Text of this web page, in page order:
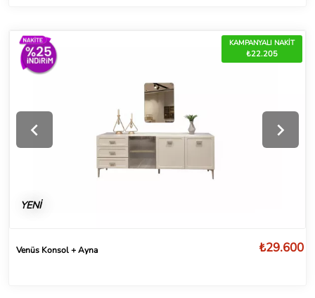
KAMPANYALI NAKİT
₺22.205
YENİ
Venüs Konsol + Ayna ₺29.600